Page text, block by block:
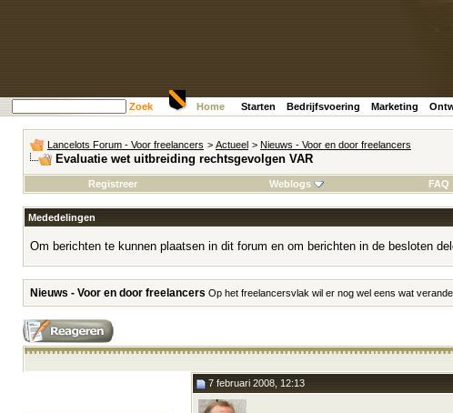
Zoek Home Starten Bedrijfsvoering Marketing
Lancelots Forum - Voor freelancers > Actueel > Nieuws - Voor en door freelancers
Evaluatie wet uitbreiding rechtsgevolgen VAR
Registreer
Weblogs FAQ
Mededelingen
Om berichten te kunnen plaatsen in dit forum en om berichten in de besloten
Nieuws - Voor en door freelancers Op het freelancersvlak wil er nog wel eens wat
7 februari 2008, 12:13